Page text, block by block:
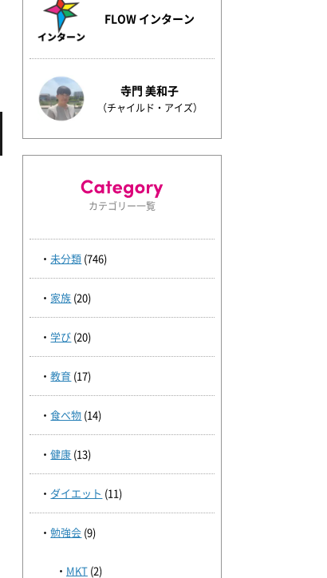
FLOW インターン
寺門 美和子
（チャイルド・アイズ）
カテゴリー一覧
未分類 (746)
家族 (20)
学び (20)
教育 (17)
食べ物 (14)
健康 (13)
ダイエット (11)
勉強会 (9)
MKT(2)